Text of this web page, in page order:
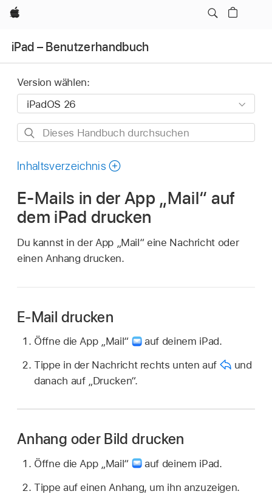
Apple
iPad – Benutzerhandbuch
Version wählen:
Dieses
durchsuchen
Inhaltsverzeichnis
E-Mails in der App „Mail“ auf
dem iPad drucken
Du kannst in der App „Mail“ eine Nachricht oder
einen Anhang drucken.
E-Mail drucken
Öffne die App „Mail“
auf deinem iPad.
Tippe in der Nachricht rechts unten auf
und
danach auf „Drucken“.
Anhang oder Bild drucken
Öffne die App „Mail“
auf deinem iPad.
Tippe auf einen Anhang, um ihn anzuzeigen.